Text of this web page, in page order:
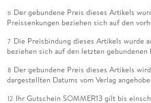
6 Der gebundene Preis dieses Artikels
Preissenkungen beziehen sich auf den
7 Die Preisbindung dieses Artikels wurde
beziehen sich auf den letzten gebundenen
8 Der gebundene Preis dieses Artikels
dargestellten Datums vom Verlag
12 Ihr Gutschein SOMMER13 gilt bis